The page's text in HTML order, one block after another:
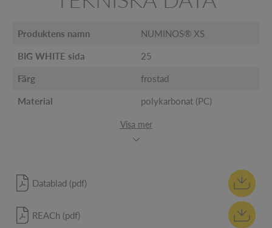
Produktens namn NUMINOS® XS
BIG WHITE sida 25
Färg frostad
Material polykarbonat (PC)
Visa mer
Datablad (pdf)
REACh (pdf)